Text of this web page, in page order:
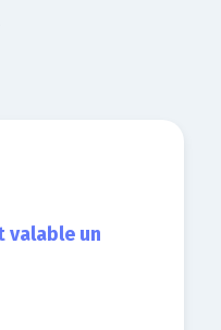
valable un